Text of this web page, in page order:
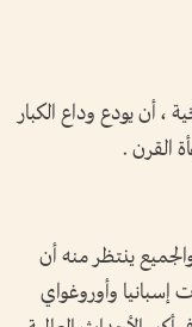
، أن يودع وداع الكبار
القرن .
ينتظر منه أن
إسبانيا وأوروغواي